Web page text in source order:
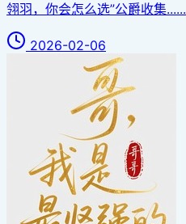
翎羽，你会怎么选”公爵收集......
2026-02-06